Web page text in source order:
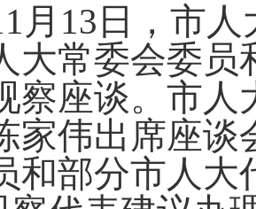
月13日，市
大常委会委员
察座谈。市人
家伟出席座谈
和部分市人大